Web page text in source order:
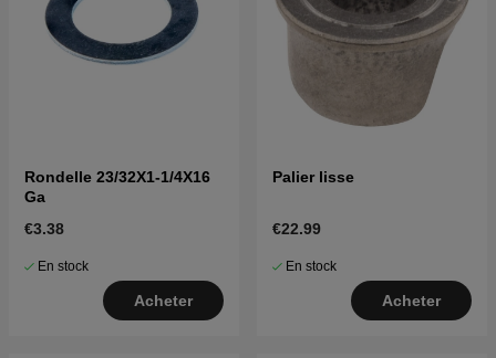
Rondelle 23/32X1-1/4X16
Ga
€3.38
En stock
Acheter
Palier lisse
€22.99
En stock
Acheter